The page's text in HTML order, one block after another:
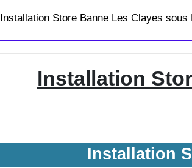
Installation Store Banne Les Clayes sous
Installation
Installation